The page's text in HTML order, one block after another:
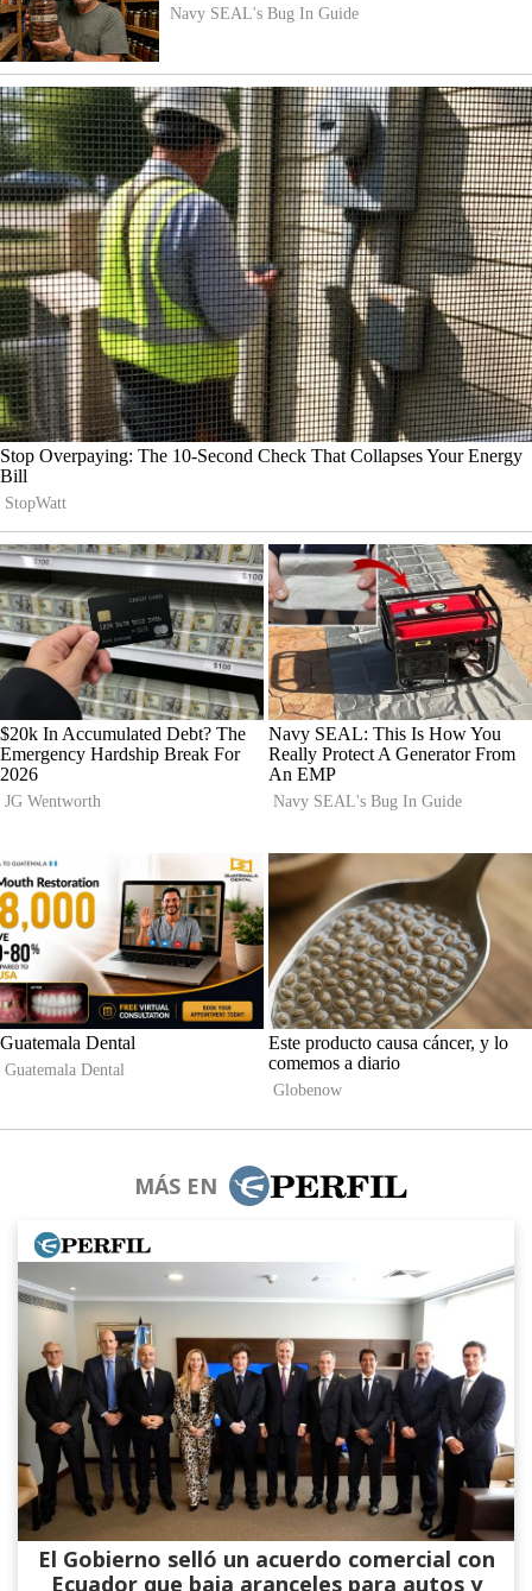
MÁS EN
El Gobierno selló un acuerdo comercial con
Ecuador que baja aranceles para autos y